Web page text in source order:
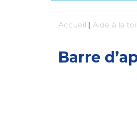
Accueil | Aide à la
Barre